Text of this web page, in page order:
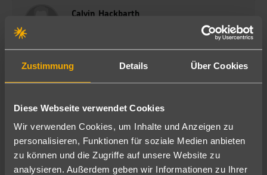
Zustimmung Details Über Cookies
Diese Webseite verwendet Cookies
Wir verwenden Cookies, um Inhalte und Anzeigen zu
personalisieren, Funktionen für soziale Medien anbieten
zu können und die Zugriffe auf unsere Website zu
analysieren. Außerdem geben wir Informationen zu Ihrer
Calvin Hackbarth
schauinsland-reisebüro Duisburg
City